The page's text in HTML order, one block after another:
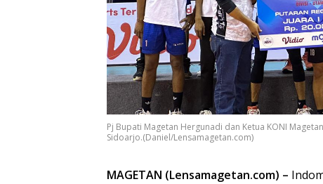
Pj Bupati Magetan Hergunadi dan Ketua KONI
Sidoarjo.(Daniel/Lensamagetan.com)
MAGETAN (Lensamagetan.com) –